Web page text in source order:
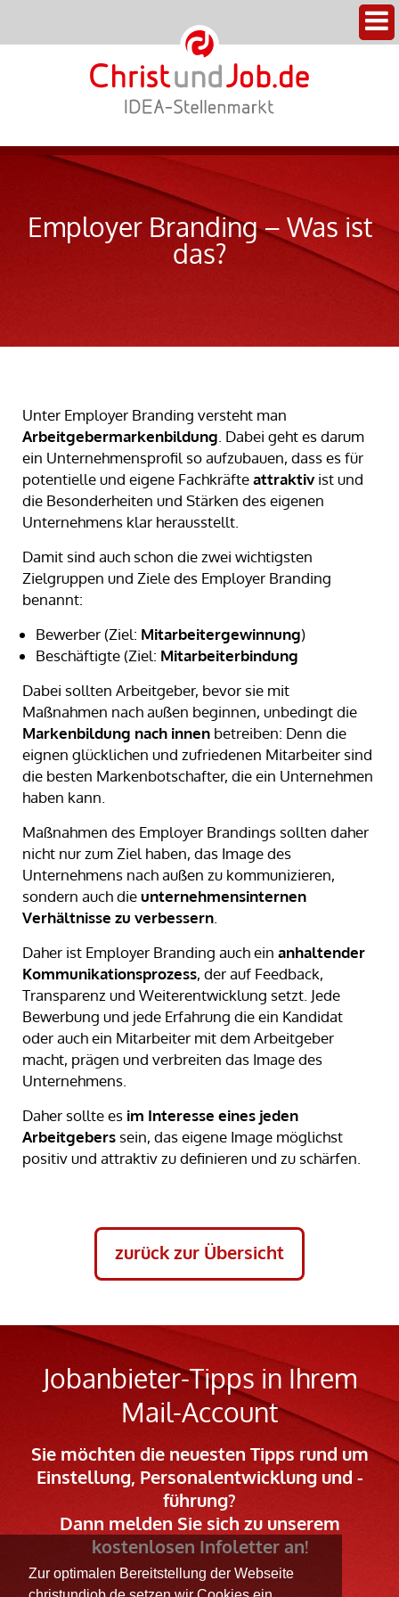
Zur optimalen Bereitstellung der Webseite
Employer Branding – Was ist
das?
Unter Employer Branding versteht man
Arbeitgebermarkenbildung. Dabei geht es darum
ein Unternehmensprofil so aufzubauen, dass es für
potentielle und eigene Fachkräfteattraktivist und
die Besonderheiten und Stärken des eigenen
Unternehmens klar herausstellt.
Damit sind auch schon die zwei wichtigsten
Zielgruppen und Ziele des Employer Branding
benannt:
Bewerber (Ziel: Mitarbeitergewinnung)
Beschäftigte (Ziel: Mitarbeiterbindung
Dabei sollten Arbeitgeber, bevor sie mit
Maßnahmen nach außen beginnen, unbedingt die
Markenbildung nach innen betreiben: Denn die
eignen glücklichen und zufriedenen Mitarbeiter sind
die besten Markenbotschafter, die ein Unternehmen
haben kann.
Maßnahmen des Employer Brandings sollten daher
nicht nur zum Ziel haben, das Image des
Unternehmens nach außen zu kommunizieren,
sondern auch dieunternehmensinternen
Verhältnisse zu verbessern.
Daher ist Employer Branding auch ein anhaltender
Kommunikationsprozess, der auf Feedback,
Transparenz und Weiterentwicklung setzt. Jede
Bewerbung und jede Erfahrung die ein Kandidat
oder auch ein Mitarbeiter mit dem Arbeitgeber
macht, prägen und verbreiten das Image des
Unternehmens.
Daher sollte es im Interesse eines jeden
Arbeitgebers sein, das eigene Image möglichst
positiv und attraktiv zu definieren und zu schärfen.
zurück zur Übersicht
Jobanbieter-Tipps in Ihrem
Mail-Account
Sie möchten die neuesten Tipps rund um
Einstellung, Personalentwicklung und -
führung?
Dann melden Sie sich zu unserem
kostenlosen Infoletter an!
Ihre E-Mail Adresse